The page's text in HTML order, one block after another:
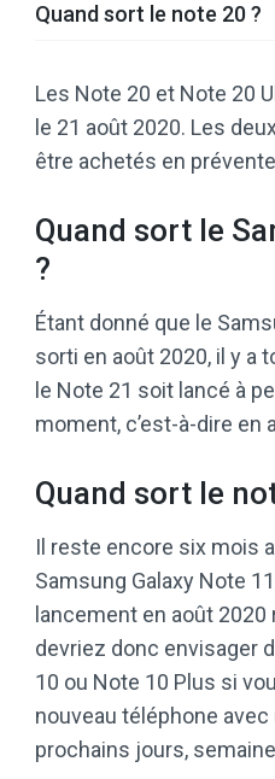
Quand sort le note 20 ?
Les Note 20 et Note 20
le 21 août 2020. Les
être achetés en
Quand sort le
?
Étant donné que le
sorti en août 2020, il y a
le Note 21 soit lancé à
moment, c’est-à-dire en
Quand sort le
Il reste encore six mois
Samsung Galaxy Note
lancement en août
devriez donc envisager
10 ou Note 10 Plus si
nouveau téléphone
prochains jours,